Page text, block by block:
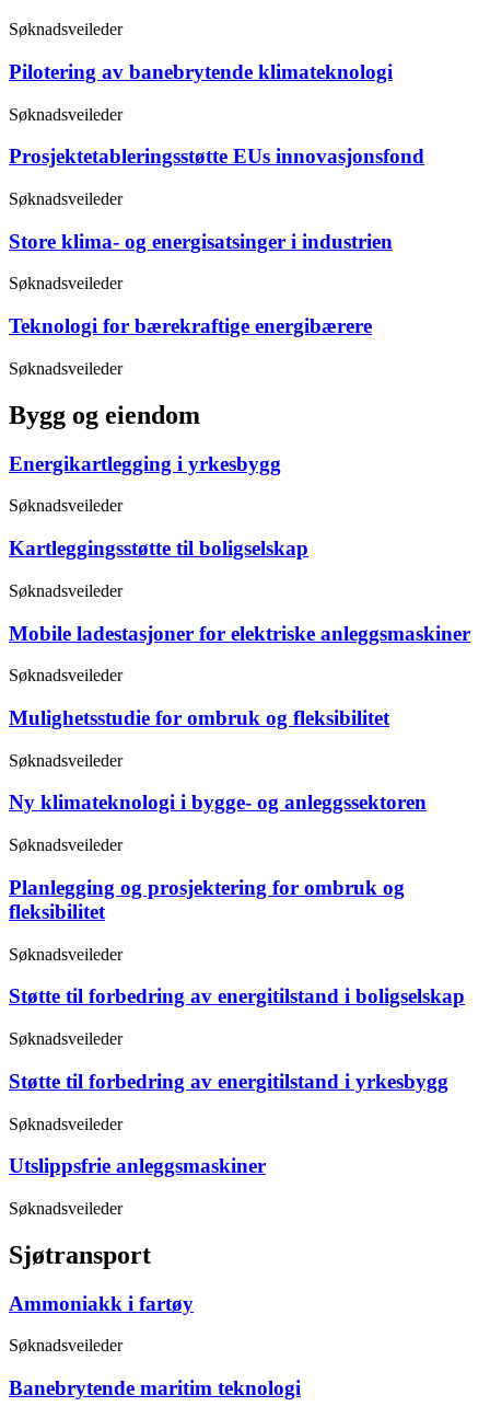
Søknadsveileder
Pilotering av banebrytende klimateknologi
Søknadsveileder
Prosjektetableringsstøtte EUs innovasjonsfond
Søknadsveileder
Store klima- og energisatsinger i industrien
Søknadsveileder
Teknologi for bærekraftige energibærere
Søknadsveileder
Bygg og eiendom
Energikartlegging i yrkesbygg
Søknadsveileder
Kartleggingsstøtte til boligselskap
Søknadsveileder
Mobile ladestasjoner for elektriske anleggsmaskiner
Søknadsveileder
Mulighetsstudie for ombruk og fleksibilitet
Søknadsveileder
Ny klimateknologi i bygge- og anleggssektoren
Søknadsveileder
Planlegging og prosjektering for ombruk og
fleksibilitet
Søknadsveileder
Støtte til forbedring av energitilstand i boligselskap
Søknadsveileder
Støtte til forbedring av energitilstand i yrkesbygg
Søknadsveileder
Utslippsfrie anleggsmaskiner
Søknadsveileder
Sjøtransport
Ammoniakk i fartøy
Søknadsveileder
Banebrytende maritim teknologi